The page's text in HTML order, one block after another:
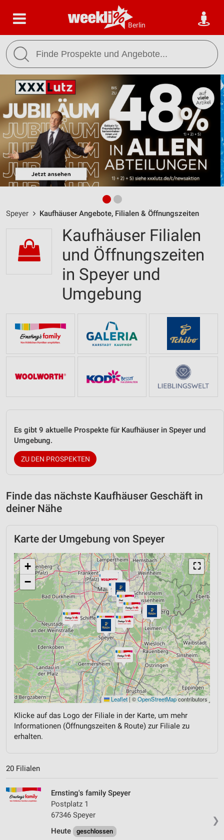
Berlin
Speyer Kaufhäuser Angebote, Filialen & Öffnungszeiten
Kaufhäuser Filialen
und Öffnungszeiten
in Speyer und
Umgebung
Es gibt 9 aktuelle Prospekte für Kaufhäuser in Speyer und
Umgebung.
ZU DEN PROSPEKTEN
Finde das nächste Kaufhäuser Geschäft in
deiner Nähe
Karte der Umgebung von Speyer
⛶
+
−
Leaflet | ©OpenStreetMapcontributors
Klicke auf das Logo der Filiale in der Karte, um mehr
Informationen (Öffnungszeiten & Route) zur Filiale zu
erhalten.
20 Filialen
❯
Ernsting's family Speyer
Postplatz 1
67346 Speyer
Heute
geschlossen